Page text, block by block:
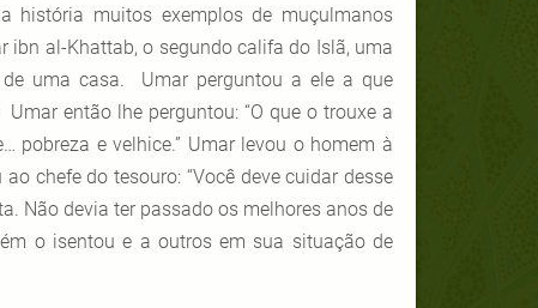
história muitos exemplos de muçulmanos
al-Khattab, o segundo califa do Islã, uma
uma casa. Umar perguntou a ele a que
então lhe perguntou: “O que o trouxe a
pobreza e velhice.” Umar levou o homem à
chefe do tesouro: “Você deve cuidar desse
Não devia ter passado os melhores anos de
o isentou e a outros em sua situação de